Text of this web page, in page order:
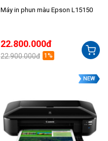
Máy in phun màu Epson L15150
22.800.000đ
22.900.000đ 1%
NEW